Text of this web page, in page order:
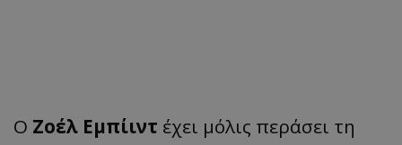
Ο Ζοέλ Εμπίιντ έχει μόλις περάσει τη